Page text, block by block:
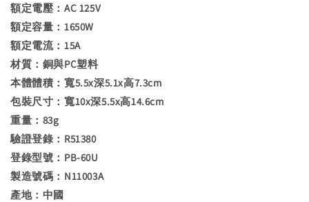
額定電壓：AC 125V
額定容量：1650W
額定電流：15A
材質：銅與PC塑料
本體體積：寬5.5x深5.1x高7.3cm
包裝尺寸：寬10x深5.5x高14.6cm
重量：83g
驗證登錄：R51380
登錄型號：PB-60U
製造號碼：N11003A
產地：中國